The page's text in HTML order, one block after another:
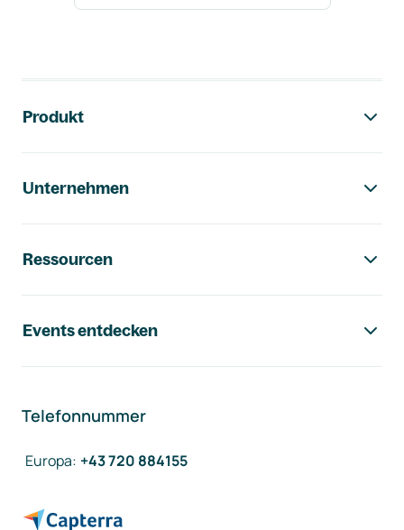
Produkt
Unternehmen
Ressourcen
Events entdecken
Telefonnummer
Europa: +43 720 884155